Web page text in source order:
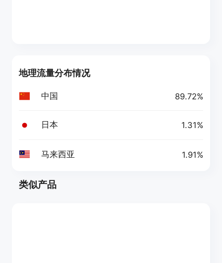
地理流量分布情况
中国 89.72%
日本 1.31%
马来西亚 1.91%
类似产品